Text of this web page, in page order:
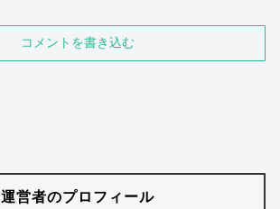
コメントを書き込む
運営者のプロフィール